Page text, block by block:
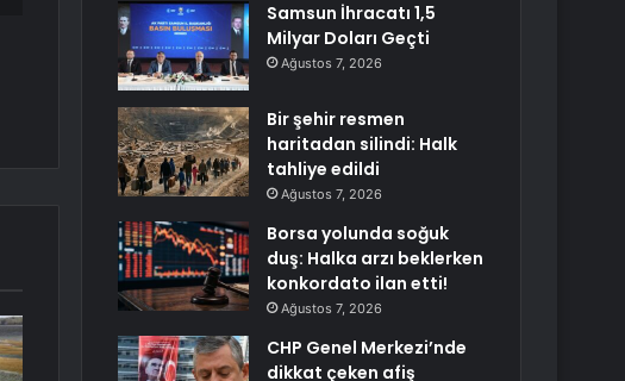
Samsun İhracatı 1,5
Milyar Doları Geçti
Ağustos 7, 2026
Bir şehir resmen
haritadan silindi: Halk
tahliye edildi
Ağustos 7, 2026
Borsa yolunda soğuk
duş: Halka arzı beklerken
konkordato ilan etti!
Ağustos 7, 2026
CHP Genel Merkezi’nde
dikkat çeken afiş